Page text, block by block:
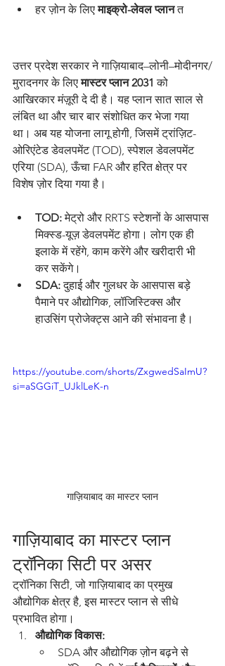
हर ज़ोन के लिए माइक्रो-लेवल प्लान त
उत्तर प्रदेश सरकार ने गाज़ियाबाद–लोनी–मोदीनगर/
मुरादनगर के लिए मास्टर प्लान 2031 को
आखिरकार मंज़ूरी दे दी है। यह प्लान सात साल से
लंबित था और चार बार संशोधित कर भेजा गया
था। अब यह योजना लागू होगी, जिसमें ट्रांज़िट-
ओरिएंटेड डेवलपमेंट (TOD), स्पेशल डेवलपमेंट
एरिया (SDA), ऊँचा FAR और हरित क्षेत्र पर
विशेष ज़ोर दिया गया है।
TOD: मेट्रो और RRTS स्टेशनों के आसपास
मिक्स्ड-यूज़ डेवलपमेंट होगा। लोग एक ही
इलाके में रहेंगे, काम करेंगे और खरीदारी भी
कर सकेंगे।
SDA: दुहाई और गुलधर के आसपास बड़े
पैमाने पर औद्योगिक, लॉजिस्टिक्स और
हाउसिंग प्रोजेक्ट्स आने की संभावना है।
https://youtube.com/shorts/ZxgwedSaImU?
si=aSGGiT_UJklLeK-n
गाज़ियाबाद का मास्टर प्लान
गाज़ियाबाद का मास्टर प्लान
ट्रॉनिका सिटी पर असर
ट्रॉनिका सिटी, जो गाज़ियाबाद का प्रमुख
औद्योगिक क्षेत्र है, इस मास्टर प्लान से सीधे
प्रभावित होगा।
औद्योगिक विकास:
SDA और औद्योगिक ज़ोन बढ़ने से